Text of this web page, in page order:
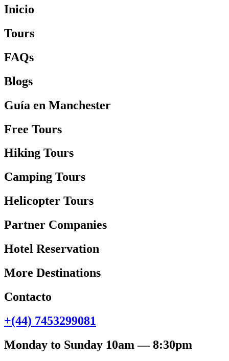
Inicio
Tours
FAQs
Blogs
Guía en Manchester
Free Tours
Hiking Tours
Camping Tours
Helicopter Tours
Partner Companies
Hotel Reservation
More Destinations
Contacto
+(44) 7453299081
Monday to Sunday 10am — 8:30pm